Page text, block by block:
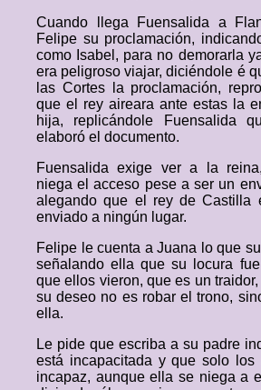
Cuando llega Fuensalida a
Felipe su proclamación,
como Isabel, para no demorarla
era peligroso viajar, diciéndole é
las Cortes la proclamación,
que el rey aireara ante estas la
hija, replicándole Fuensalida
elaboró el documento.
Fuensalida exige ver a la
niega el acceso pese a ser un
alegando que el rey de
enviado a ningún lugar.
Felipe le cuenta a Juana lo que
señalando ella que su locura
que ellos vieron, que es un
su deseo no es robar el trono,
ella.
Le pide que escriba a su padre
está incapacitada y que solo los
incapaz, aunque ella se niega a